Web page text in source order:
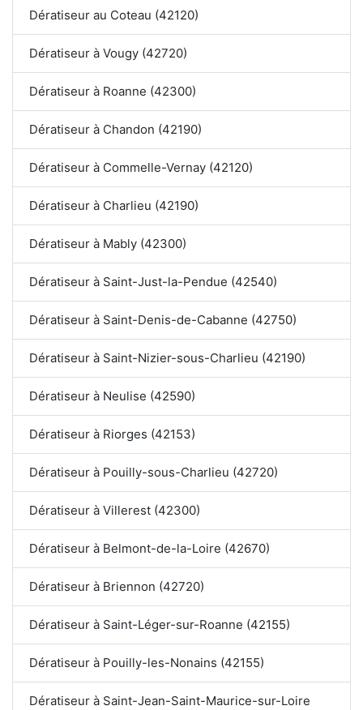
Dératiseur au Coteau (42120)
Dératiseur à Vougy (42720)
Dératiseur à Roanne (42300)
Dératiseur à Chandon (42190)
Dératiseur à Commelle-Vernay (42120)
Dératiseur à Charlieu (42190)
Dératiseur à Mably (42300)
Dératiseur à Saint-Just-la-Pendue (42540)
Dératiseur à Saint-Denis-de-Cabanne (42750)
Dératiseur à Saint-Nizier-sous-Charlieu (42190)
Dératiseur à Neulise (42590)
Dératiseur à Riorges (42153)
Dératiseur à Pouilly-sous-Charlieu (42720)
Dératiseur à Villerest (42300)
Dératiseur à Belmont-de-la-Loire (42670)
Dératiseur à Briennon (42720)
Dératiseur à Saint-Léger-sur-Roanne (42155)
Dératiseur à Pouilly-les-Nonains (42155)
Dératiseur à Saint-Jean-Saint-Maurice-sur-Loire